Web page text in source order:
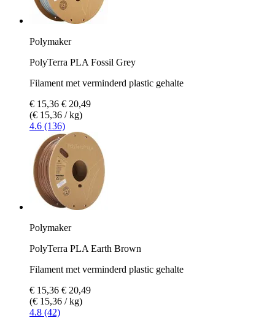
Polymaker
PolyTerra PLA Fossil Grey
Filament met verminderd plastic gehalte
€ 15,36 € 20,49
(€ 15,36 / kg)
4.6 (136)
Polymaker
PolyTerra PLA Earth Brown
Filament met verminderd plastic gehalte
€ 15,36 € 20,49
(€ 15,36 / kg)
4.8 (42)